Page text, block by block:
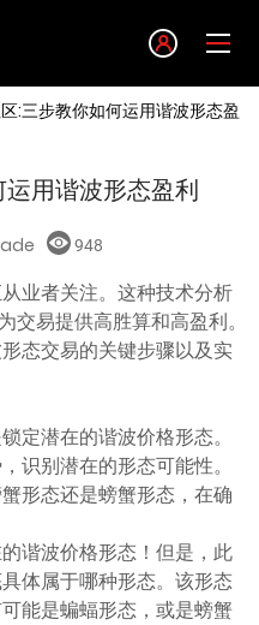
:三步教你如何运用谐波形态盈
用谐波形态盈利
948
业者关注。这种技术分析
交易提供高胜算和高盈利。
态交易的关键步骤以及实
定潜在的谐波价格形态。
识别潜在的形态可能性。
形态还是螃蟹形态，在确
谐波价格形态！但是，此
体属于哪种形态。该形态
能是蝙蝠形态，或是螃蟹